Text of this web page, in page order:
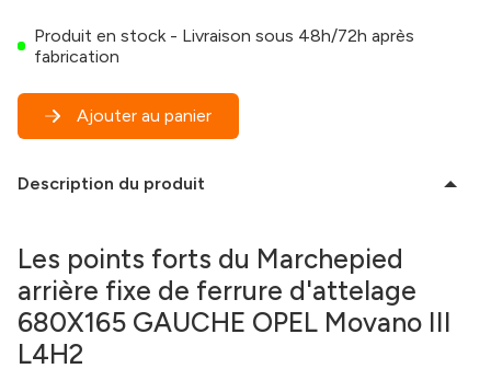
Produit en stock - Livraison sous 48h/72h après
fabrication
Ajouter au panier
Description du produit
Les points forts du Marchepied
arrière fixe de ferrure d'attelage
680X165 GAUCHE OPEL Movano III
L4H2